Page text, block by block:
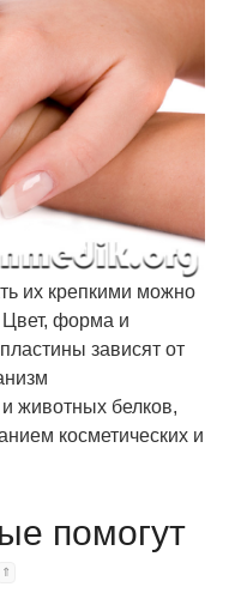
их крепкими можно
Цвет, форма и
зависят от
животных белков,
косметических и
помогут